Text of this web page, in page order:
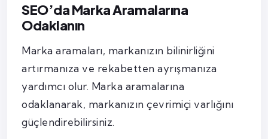
SEO’da Marka Aramalarına
Odaklanın
Marka aramaları, markanızın bilinirliğini
artırmanıza ve rekabetten ayrışmanıza
yardımcı olur. Marka aramalarına
odaklanarak, markanızın çevrimiçi varlığını
güçlendirebilirsiniz.